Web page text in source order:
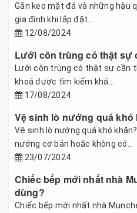
Gắn keo mặt đá và những hậu
gia đình khi lắp đặt...
12/08/2024
Lưới côn trùng có thật sự
Lưới côn trùng có thật sự cần
khoá được tìm kiếm khá...
17/08/2024
Vệ sinh lò nướng quá khó
Vệ sinh lò nướng quá khó
nướng cơ bản hoăc không có...
23/07/2024
Chiếc bếp mới nhất nhà
dùng?
Chiếc bếp mới nhất nhà